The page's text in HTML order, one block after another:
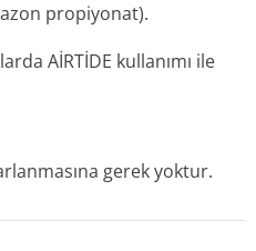
propiyonat).
AİRTİDE kullanımı ile
gerek yoktur.